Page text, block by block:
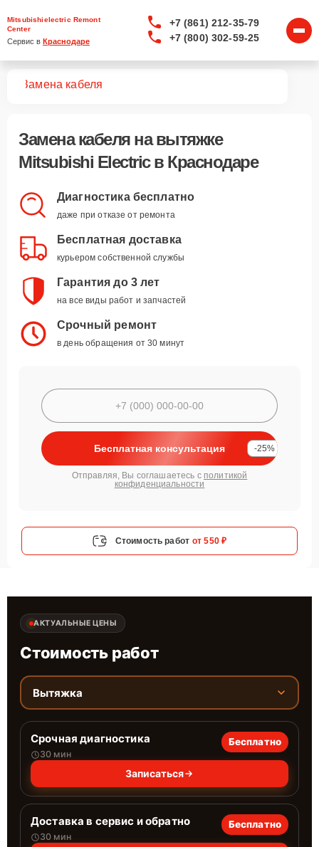
Mitsubishielectric Remont
Center
Сервис в Краснодаре
+7 (861) 212-35-79
+7 (800) 302-59-25
Замена кабеля
Замена кабеляна вытяжке
Mitsubishi Electric в Краснодаре
Диагностика бесплатно
даже при отказе от ремонта
Бесплатная доставка
курьером собственной службы
Гарантия до 3 лет
на все виды работ и запчастей
Срочный ремонт
в день обращения от 30 минут
Бесплатная консультация -25%
Отправляя, Вы соглашаетесь с политикой
конфиденциальности
Стоимость работ от 550 ₽
АКТУАЛЬНЫЕ ЦЕНЫ
Стоимость работ
Вытяжка
Срочная диагностика
30 мин
Бесплатно
Записаться
Доставка в сервис и обратно
30 мин
Бесплатно